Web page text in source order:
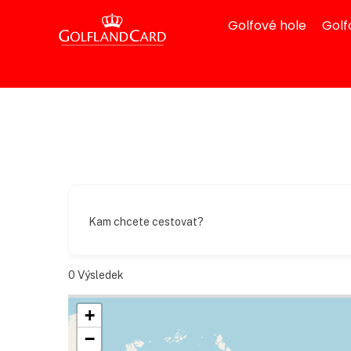
Golfové hole
Kam chcete cestovat?
0 Výsledek
+
−